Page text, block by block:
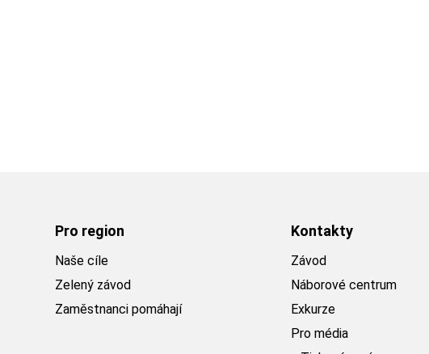
Pro region
Naše cíle
Zelený závod
Zaměstnanci pomáhají
Kontakty
Závod
Náborové centrum
Exkurze
Pro média